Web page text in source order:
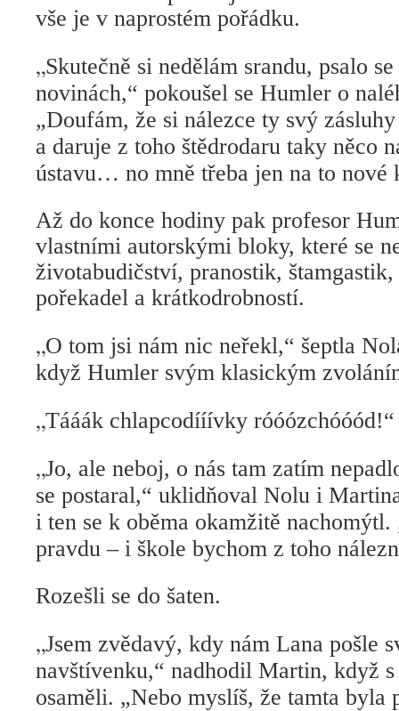
vše je v naprostém pořádku.
„Skutečně si nedělám srandu, psalo
novinách,“ pokoušel se Humler o
„Doufám, že si nálezce ty svý
a daruje z toho štědrodaru taky něco
ústavu… no mně třeba jen na to nové
Až do konce hodiny pak profesor
vlastními autorskými bloky, které se
životabudičství, pranostik,
pořekadel a krátkodrobností.
„O tom jsi nám nic neřekl,“ šeptla
když Humler svým klasickým
„Tááák chlapcodííívky róóózchóóód!“
„Jo, ale neboj, o nás tam zatím
se postaral,“ uklidňoval Nolu i
i ten se k oběma okamžitě
pravdu – i škole bychom z toho
Rozešli se do šaten.
„Jsem zvědavý, kdy nám Lana pošle
navštívenku,“ nadhodil Martin, když
osaměli. „Nebo myslíš, že tamta byla